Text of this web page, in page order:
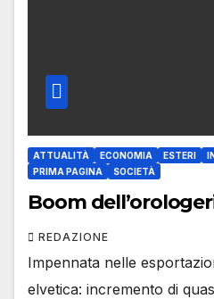
ATTUALITÀ ECONOMIA ESTERI
PRIMA PAGINA
SOCIETÀ
Boom
REDAZIONE
Impennata nelle
elvetica: incremento di